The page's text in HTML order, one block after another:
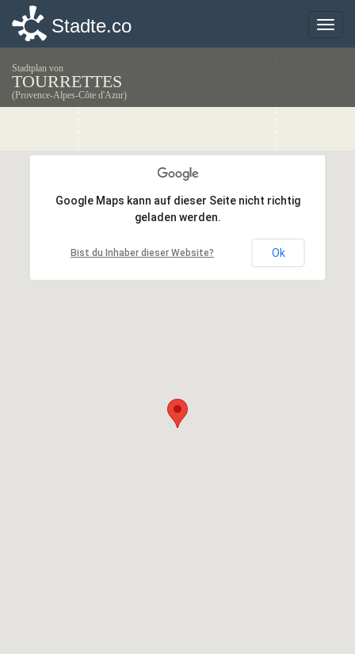
Toggle
Stadte.co
Stadtplan von
TOURRETTES
(Provence-Alpes-Côte d'Azur)
Google Maps kann auf dieser Seite nicht richtig
geladen werden.
Bist du Inhaber dieser Website? Ok
Google Maps kann auf dieser Seite nicht richtig
geladen werden.
Bist du Inhaber dieser Website? Ok
Toggle
Stadte.co